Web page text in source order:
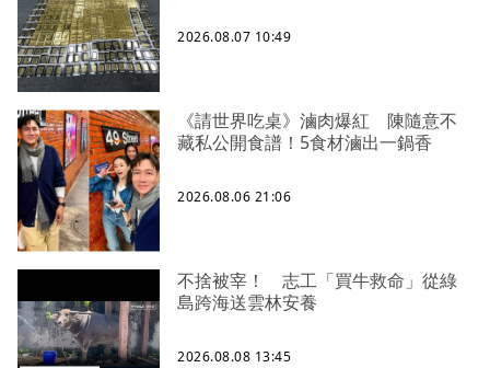
2026.08.07 10:49
《請世界吃桌》滷肉爆紅 陳隨意不
藏私公開食譜！5食材滷出一鍋香
2026.08.06 21:06
不捨被宰！ 志工「買牛救命」從綠
島跨海送雲林安養
2026.08.08 13:45